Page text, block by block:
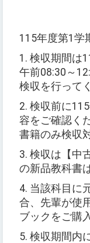
115年度第1学
1. 検収期間は
午前08:30～
検収を行って
2. 検収前に
容をご確認く
書籍のみ検収
3. 検収は【中
の新品教科書
4. 当該科目に
合、先輩が使
ブックをご購
5. 検収期間内